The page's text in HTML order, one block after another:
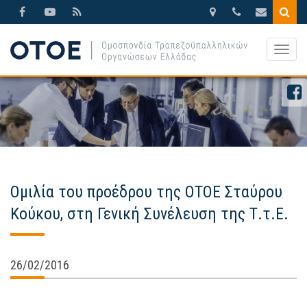
210.3388270
Βησσαρίωνος
Ομιλία του προέδρου της ΟΤΟΕ Σταύρου
Κούκου, στη Γενική Συνέλευση της Τ.τ.Ε.
26/02/2016